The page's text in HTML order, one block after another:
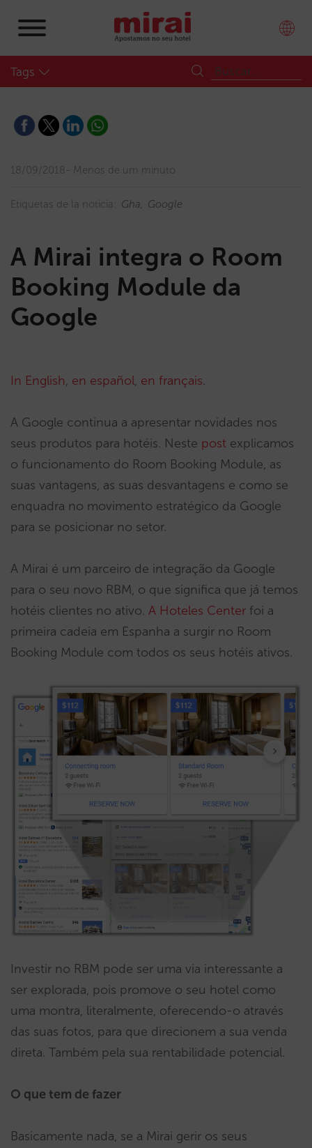
Tags
18/09/2018 Menos de um minuto
Etiquetas de la noticia: Gha Google
A Mirai integra o Room
Booking Module da
Google
In English, en español, en français.
A Google continua a apresentar novidades nos
seus produtos para hotéis. Neste post explicamos
o funcionamento do Room Booking Module, as
suas vantagens, as suas desvantagens e como se
enquadra no movimento estratégico da Google
para se posicionar no setor.
A Mirai é um parceiro de integração da Google
para o seu novo RBM, o que significa que já temos
hotéis clientes no ativo. A Hoteles Center foi a
primeira cadeia em Espanha a surgir no Room
Booking Module com todos os seus hotéis ativos.
Investir no RBM pode ser uma via interessante a
ser explorada, pois promove o seu hotel como
uma montra, literalmente, oferecendo-o através
das suas fotos, para que direcionem a sua venda
direta. Também pela sua rentabilidade potencial.
O que tem de fazer
Basicamente nada, se a Mirai gerir os seus